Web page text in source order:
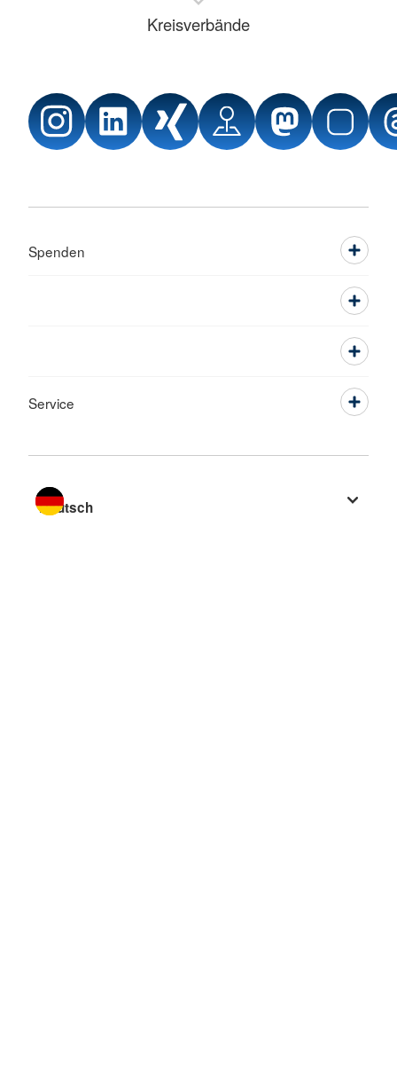
Kreisverbände
Spenden
Service
Sprache wechseln zu